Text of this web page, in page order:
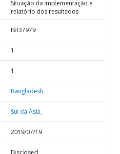
Situação da implementação e
relatório dos resultados
ISR37979
1
1
Bangladesh,
Sul da Ásia,
2019/07/19
Disclosed